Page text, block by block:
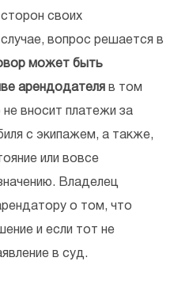
своих
вопрос решается в
может быть
арендодателя в том
вносит платежи за
с экипажем, а также,
или вовсе
Владелец
о том, что
и если тот не
в суд.